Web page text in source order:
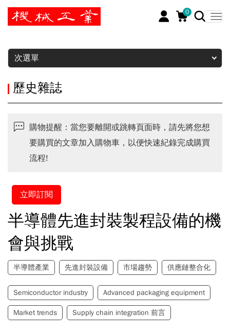
0
暫停
次選單
歷史雜誌
購物提醒：當您要離開或跳轉頁面時，請先將您想
要購買的文章加入購物車，以便快速紀錄完成購買
流程!
立即訂閱
半導體先進封裝製程設備的機
會與挑戰
半導體產業 先進封裝設備 市場趨勢 供應鏈整合化
Semiconductor industry Advanced packaging equipment
Market trends Supply chain integration 前言